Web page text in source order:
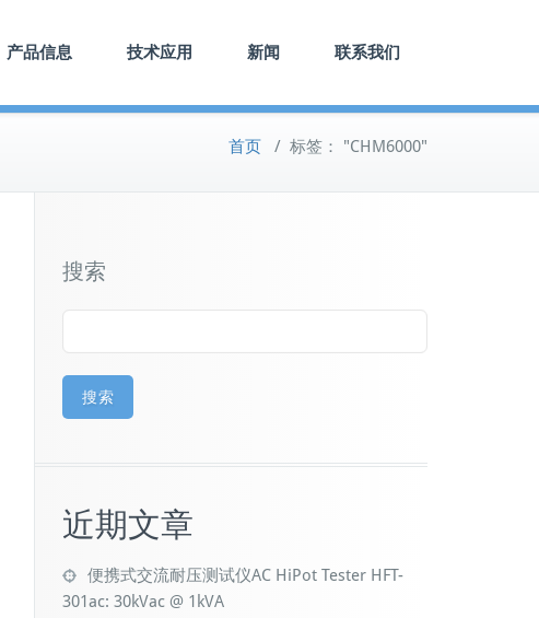
产品信息 技术应用 新闻 联系我们
首页 / 标签： "CHM6000"
搜索
搜索
近期文章
便携式交流耐压测试仪AC HiPot Tester HFT-
301ac: 30kVac @ 1kVA